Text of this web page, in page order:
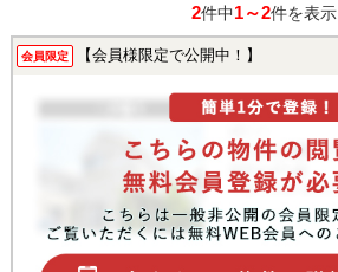
2件中1～2件を表示
会員限定 【会員様限定で公開中！】